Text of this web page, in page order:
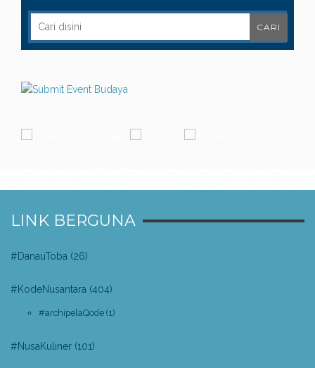
LINK BERGUNA
#DanauToba (26)
#KodeNusantara (404)
#archipelaQode (1)
#NusaKuliner (101)